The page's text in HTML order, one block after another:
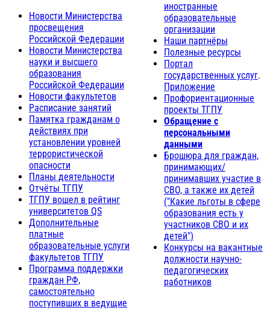
Новости Министерства
просвещения
Российской Федерации
Новости Министерства
науки и высшего
образования
Российской Федерации
Новости факультетов
Расписание занятий
Памятка гражданам о
действиях при
установлении уровней
террористической
опасности
Планы деятельности
Отчёты ТГПУ
ТГПУ вошел в рейтинг
университетов QS
Дополнительные
платные
образовательные услуги
факультетов ТГПУ
Программа поддержки
граждан РФ,
самостоятельно
поступивших в ведущие
иностранные
образовательные
организации
Наши партнёры
Полезные ресурсы
Портал
государственных услуг.
Приложение
Профориентационные
проекты ТГПУ
Обращение с
персональными
данными
Брошюра для граждан,
принимающих/
принимавших участие в
СВО, а также их детей
("Какие льготы в сфере
образования есть у
участников СВО и их
детей")
Конкурсы на вакантные
должности научно-
педагогических
работников